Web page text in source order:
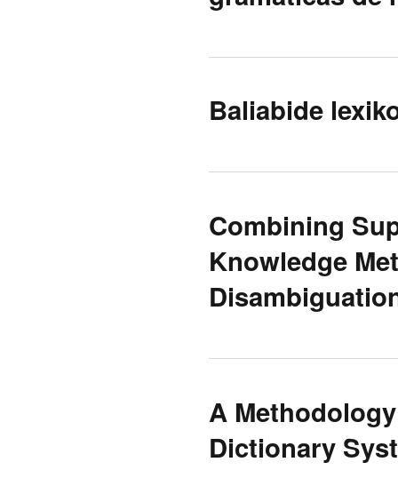
Baliabide
Combining
Knowledge
A
Dictionary